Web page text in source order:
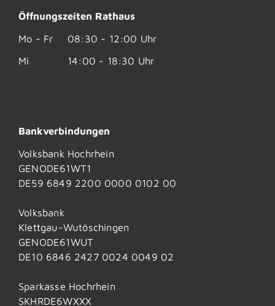
Öffnungszeiten Rathaus
Mo - Fr
08:30 - 12:00 Uhr
Mi
14:00 - 18:30 Uhr
Bankverbindungen
Volksbank Hochrhein
GENODE61WT1
DE59 6849 2200 0000 0102 00
Volksbank
Klettgau-Wutöschingen
GENODE61WUT
DE10 6846 2427 0024 0049 02
Sparkasse Hochrhein
SKHRDE6WXXX